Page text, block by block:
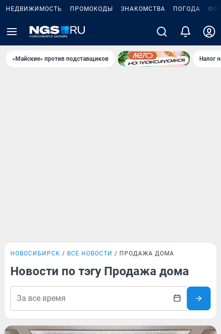
НЕДВИЖИМОСТЬ ПРОМОКОДЫ ЗНАКОМСТВА ПОГОДА
«Майские» против подставщиков Налог
НОВОСИБИРСК ВСЕ НОВОСТИ ПРОДАЖА ДОМА
Новости по тэгу Продажа дома